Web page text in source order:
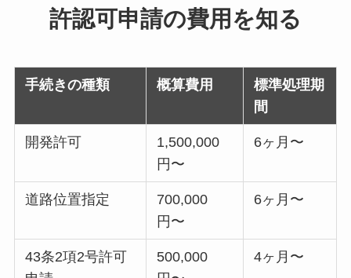
許認可申請の費用を知る
手続きの種類 概算費用
標準処理期
間
開発許可
1,500,000
円〜
6ヶ月〜
道路位置指定
700,000
円〜
6ヶ月〜
43条2項2号許可
500,000
4ヶ月〜